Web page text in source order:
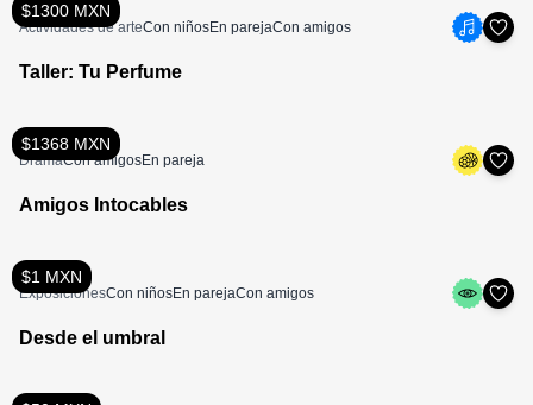
$1300 MXN
Actividades de arteCon niñosEn parejaCon amigos
Taller: Tu Perfume
$1368 MXN
DramaCon amigosEn pareja
Amigos Intocables
$1 MXN
ExposicionesCon niñosEn parejaCon amigos
Desde el umbral